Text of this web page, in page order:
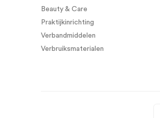
Beauty & Care
Praktijkinrichting
Verbandmiddelen
Verbruiksmaterialen